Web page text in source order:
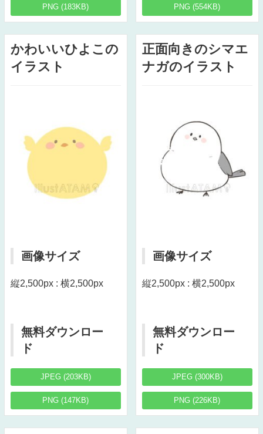
PNG (183KB) PNG (554KB)
かわいいひよこの
イラスト
画像サイズ
縦2,500px : 横2,500px
無料ダウンロー
ド
JPEG (203KB)
PNG (147KB)
正面向きのシマエ
ナガのイラスト
画像サイズ
縦2,500px : 横2,500px
無料ダウンロー
ド
JPEG (300KB)
PNG (226KB)